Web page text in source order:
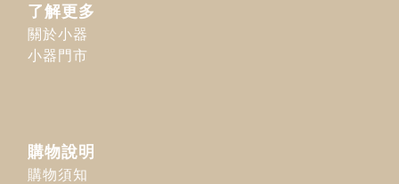
了解更多
關於小器
小器門市
購物說明
購物須知